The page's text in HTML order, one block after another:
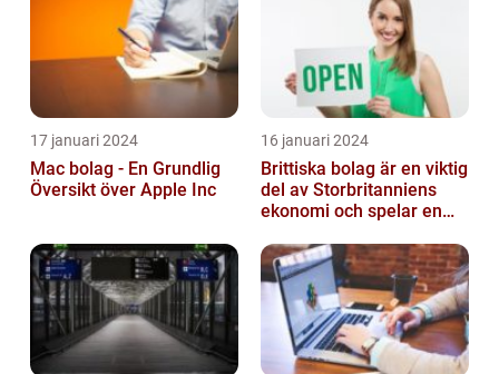
17 januari 2024
Mac bolag - En Grundlig
Översikt över Apple Inc
16 januari 2024
Brittiska bolag är en viktig
del av Storbritanniens
ekonomi och spelar en
landets...